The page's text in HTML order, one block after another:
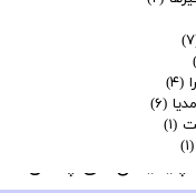
اپلیکیشن‌های پخش
(۴)
(۶)
(۱)
(۱)